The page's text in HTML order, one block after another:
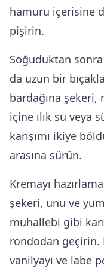
hamuru içerisine
pişirin.
Soğuduktan
da uzun bir
bardağına
içine ılık su veya
karışımı ikiye
arasına sürün.
Kremayı
şekeri, unu ve
muhallebi gibi
rondodan geçirin.
vanilyayı ve labe